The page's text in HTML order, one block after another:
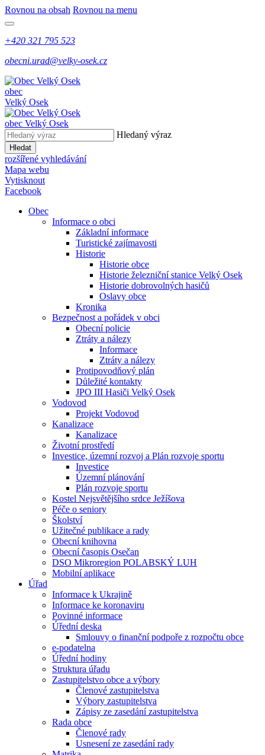
Rovnou na obsah Rovnou na menu
+420 321 795 523
obecni.urad@velky-osek.cz
obec
Velký Osek
obec Velký Osek
Hledaný výraz
Hledat
rozšířené vyhledávání
Mapa webu
Vytisknout
Facebook
Obec
Informace o obci
Základní informace
Turistické zajímavosti
Historie
Historie obce
Historie železniční stanice Velký Osek
Historie dobrovolných hasičů
Oslavy obce
Kronika
Bezpečnost a pořádek v obci
Obecní policie
Ztráty a nálezy
Informace
Ztráty a nálezy
Protipovodňový plán
Důležité kontakty
JPO III Hasiči Velký Osek
Vodovod
Projekt Vodovod
Kanalizace
Kanalizace
Životní prostředí
Investice, územní rozvoj a Plán rozvoje sportu
Investice
Územní plánování
Plán rozvoje sportu
Kostel Nejsvětějšího srdce Ježíšova
Péče o seniory
Školství
Užitečné publikace a rady
Obecní knihovna
Obecní časopis Osečan
DSO Mikroregion POLABSKÝ LUH
Mobilní aplikace
Úřad
Informace k Ukrajině
Informace ke koronaviru
Povinné informace
Úřední deska
Smlouvy o finanční podpoře z rozpočtu obce
e-podatelna
Úřední hodiny
Struktura úřadu
Zastupitelstvo obce a výbory
Členové zastupitelstva
Výbory zastupitelstva
Zápisy ze zasedání zastupitelstva
Rada obce
Členové rady
Usnesení ze zasedání rady